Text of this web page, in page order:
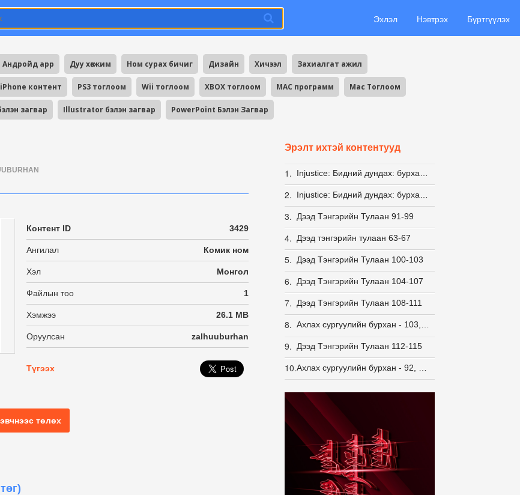
Эхлэл Нэвтрэх Бүртгүүлэх
Андройд app Дуу хөгжим Ном сурах бичиг Дизайн Хичээл Захиалгат ажил
iPhone контент PS3 тоглоом Wii тоглоом XBOX тоглоом MAC программ Mac Тоглоом
загвар Illustrator бэлэн загвар PowerPoint Бэлэн Загвар
Контент ID 3429
Ангилал Комик ном
Хэл Монгол
Файлын тоо 1
Хэмжээ 26.1 MB
Оруулсан zalhuuburhan
Түгээх
төлөх
Эрэлт ихтэй контентууд
1.
2.
3. Дээд Тэнгэрийн Тулаан 91-99
4. Дээд тэнгэрийн тулаан 63-67
5. Дээд Тэнгэрийн Тулаан 100-103
6. Дээд Тэнгэрийн Тулаан 104-107
7. Дээд Тэнгэрийн Тулаан 108-111
8.
9. Дээд Тэнгэрийн Тулаан 112-115
10.